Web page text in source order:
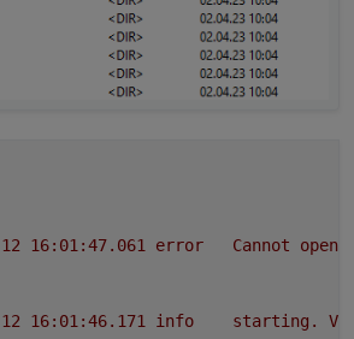
error Cannot open
info starting.